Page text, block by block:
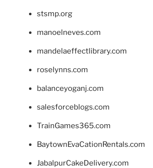
stsmp.org
manoelneves.com
mandelaeffectlibrary.com
roselynns.com
balanceyoganj.com
salesforceblogs.com
TrainGames365.com
BaytownEvaCationRentals.com
JabalpurCakeDelivery.com